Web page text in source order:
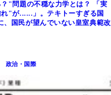
"問題の不穏な力学とは？ 「実
"が......」。テキトーすぎる国
、国民が望んでいない皇室典範改
政治・国際